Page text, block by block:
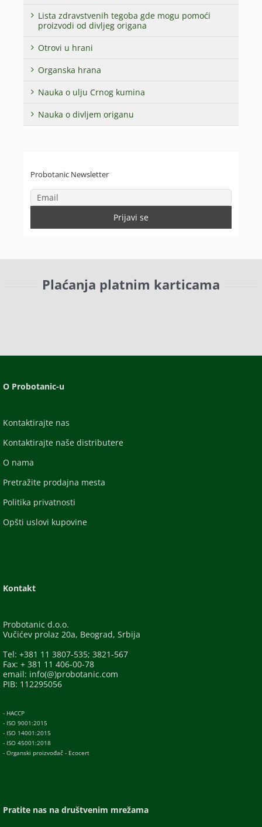
Lista zdravstvenih tegoba gde mogu pomoći
proizvodi od divljeg origana
Otrovi u hrani
Organska hrana
Nauka o ulju Crnog kumina
Nauka o divljem origanu
Probotanic Newsletter
Plaćanja platnim karticama
O Probotanic-u
Kontaktirajte nas
Kontaktirajte naše distributere
O nama
Pretražite prodajna mesta
Politika privatnosti
Opšti uslovi kupovine
Kontakt
Probotanic d.o.o.
Vučićev prolaz 20a, Beograd, Srbija
Tel: +381 11 3807-535; 3821-567
Fax: + 381 11 406-00-78
email: info(@)probotanic.com
PIB: 112295056
- HACCP
- ISO 9001:2015
- ISO 14001:2015
- ISO 45001:2018
- Organski proizvođač - Ecocert
Pratite nas na društvenim mrežama